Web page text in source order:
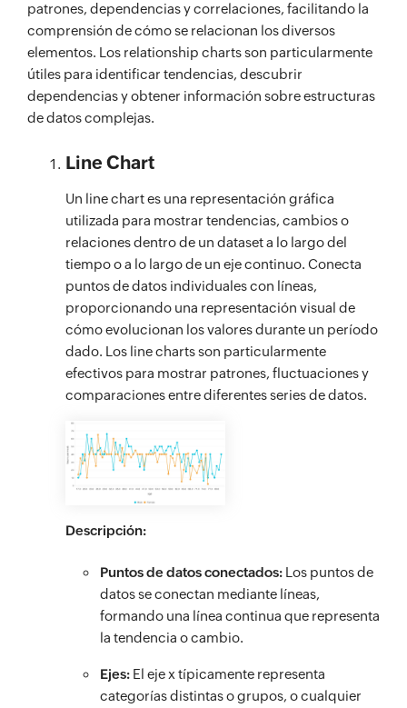
patrones, dependencias y correlaciones, facilitando la
comprensión de cómo se relacionan los diversos
elementos. Los relationship charts son particularmente
útiles para identificar tendencias, descubrir
dependencias y obtener información sobre estructuras
de datos complejas.
Line Chart
Un line chart es una representación gráfica
utilizada para mostrar tendencias, cambios o
relaciones dentro de un dataset a lo largo del
tiempo o a lo largo de un eje continuo. Conecta
puntos de datos individuales con líneas,
proporcionando una representación visual de
cómo evolucionan los valores durante un período
dado. Los line charts son particularmente
efectivos para mostrar patrones, fluctuaciones y
comparaciones entre diferentes series de datos.
Descripción:
Puntos de datos conectados: Los puntos de
datos se conectan mediante líneas,
formando una línea continua que representa
la tendencia o cambio.
Ejes: El eje x típicamente representa
categorías distintas o grupos, o cualquier